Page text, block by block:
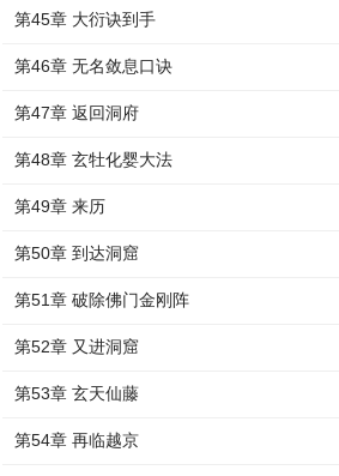
第45章 大衍诀到手
第46章 无名敛息口诀
第47章 返回洞府
第48章 玄牡化婴大法
第49章 来历
第50章 到达洞窟
第51章 破除佛门金刚阵
第52章 又进洞窟
第53章 玄天仙藤
第54章 再临越京